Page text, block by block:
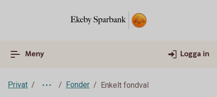
Meny Logga in
Privat Fonder Enkelt fondval